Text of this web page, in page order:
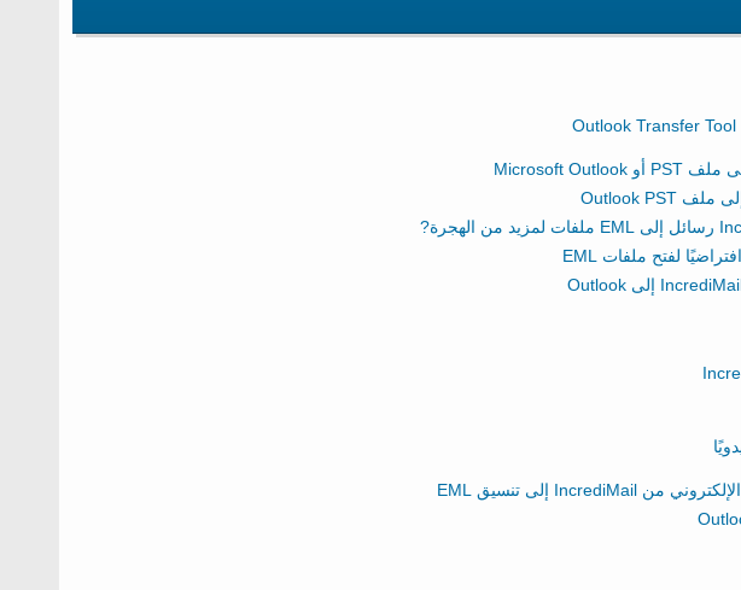
رسائل إلى EML ملفات لمزيد من الهجرة?